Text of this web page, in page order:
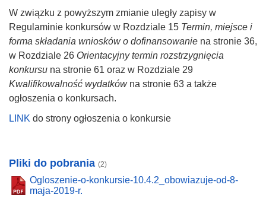
W związku z powyższym zmianie uległy zapisy w
Regulaminie konkursów w Rozdziale 15 Termin, miejsce i
forma składania wniosków o dofinansowanie na stronie 36,
w Rozdziale 26 Orientacyjny termin rozstrzygnięcia
konkursu na stronie 61 oraz w Rozdziale 29
Kwalifikowalność wydatkówna stronie 63 a także
ogłoszenia o konkursach.
LINK do strony ogłoszenia o konkursie
Pliki do pobrania (2)
Ogloszenie-o-konkursie-10.4.2_obowiazuje-od-8-
maja-2019-r.